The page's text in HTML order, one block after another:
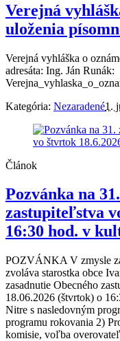
Verejná
uloženia
Verejná vyhláška o
adresáta: Ing. Ján Runák:
Kategória: Nezaradené1.
Článok
Pozvánka na
zastupiteľstva
16:30 hod. v
POZVÁNKA V zmysle
zvoláva starostka obce
zasadnutie Obecného
18.06.2026 (štvrtok) o
Nitre s nasledovným
programu rokovania 2)
komisie, voľba